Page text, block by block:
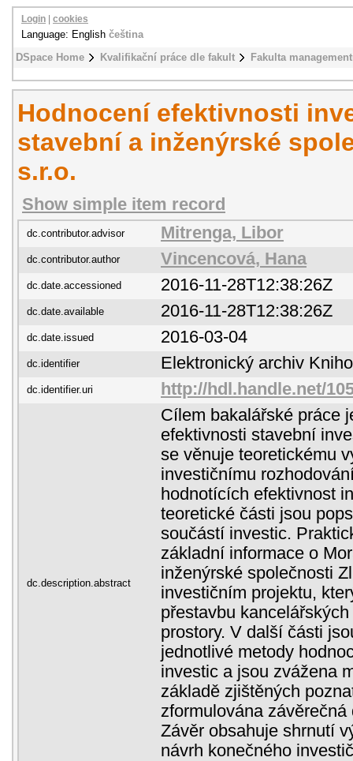
DSpace Home Kvalifikační práce dle fakult Fakulta
Login cookies
Language: English čeština
Hodnocení efektivnosti
stavební a inženýrské
s.r.o.
Show simple item record
dc.contributor.advisor Mitrenga, Libor
dc.contributor.author Vincencová, Hana
dc.date.accessioned 2016-11-28T12:38:26Z
dc.date.available 2016-11-28T12:38:26Z
dc.date.issued 2016-03-04
dc.identifier Elektronický archiv
dc.identifier.uri http://hdl.handle.net/
dc.description.abstract
Cílem bakalářské práce
efektivnosti stavební
se věnuje teoretickému
investičnímu
hodnotících efektivnost
teoretické části jsou
součástí investic.
základní informace o
inženýrské společnosti
investičním projektu,
přestavbu
prostory. V další části
jednotlivé metody
investic a jsou zvážena
základě zjištěných
zformulována
Závěr obsahuje shrnutí
návrh konečného